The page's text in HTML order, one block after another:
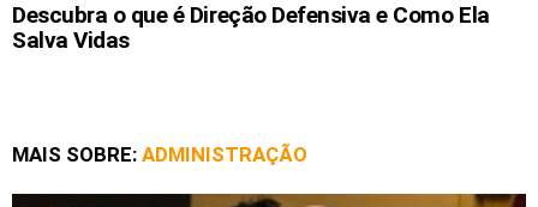
Descubra o que é Direção Defensiva e Como Ela
Salva Vidas
MAIS SOBRE: ADMINISTRAÇÃO